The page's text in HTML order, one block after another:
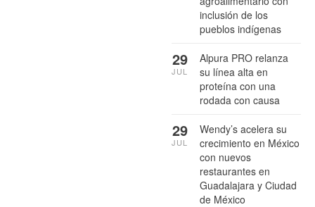
inclusión de los
pueblos indígenas
Alpura PRO relanza
su línea alta en
proteína con una
rodada con causa
29
JUL
Wendy’s acelera su
crecimiento en México
con nuevos
restaurantes en
Guadalajara y Ciudad
de México
29
JUL